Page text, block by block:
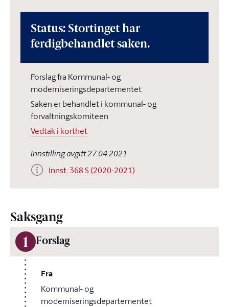
Status: Stortinget har
ferdigbehandlet saken.
Forslag fra Kommunal- og
moderniseringsdepartementet
Saken er behandlet i kommunal- og
forvaltningskomiteen
Vedtak i korthet
Innstilling avgitt 27.04.2021
Innst. 368 S (2020-2021)
Saksgang
1 Forslag
Fra
Kommunal- og
moderniseringsdepartementet